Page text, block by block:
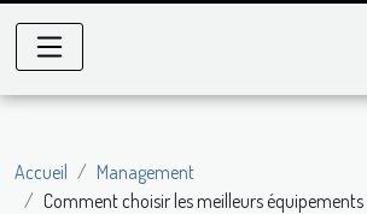
Accueil
Management
Comment choisir les meilleurs